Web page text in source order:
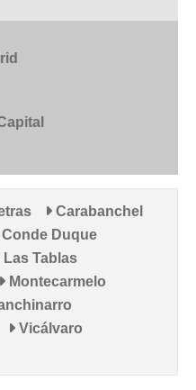
Carabanchel
Conde Duque
Las Tablas
Montecarmelo
Vicálvaro